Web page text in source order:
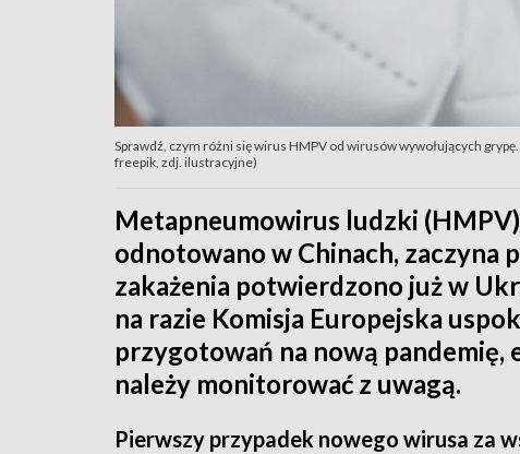
Sprawdź, czym różni się wirus HMPV od wirusów wywołujących
freepik, zdj. ilustracyjne)
Metapneumowirus ludzki
odnotowano w Chinach, zaczyna
zakażenia potwierdzono już w
na razie Komisja Europejska
przygotowań na nową pandemię,
należy monitorować z uwagą.
Pierwszy przypadek nowego wirusa za